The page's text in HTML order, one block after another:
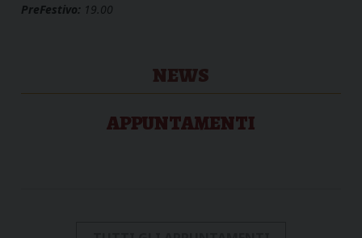
PreFestivo: 19.00
NEWS
APPUNTAMENTI